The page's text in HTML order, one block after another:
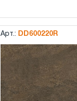
Арт.: DD600220R